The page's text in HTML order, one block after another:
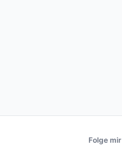
Folge mir